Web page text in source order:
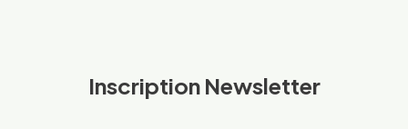
Inscription Newsletter